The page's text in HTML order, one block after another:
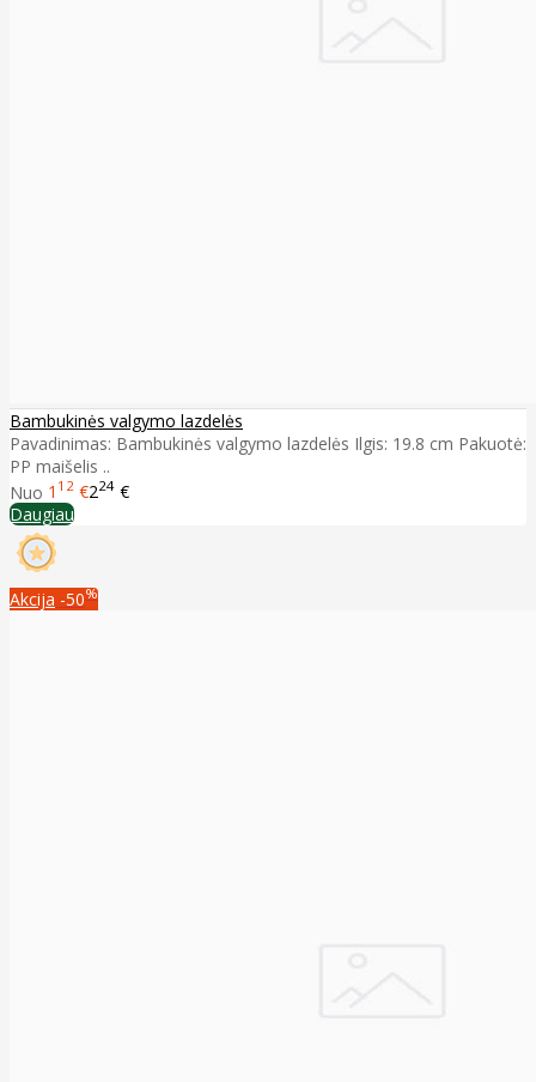
Bambukinės valgymo lazdelės
Pavadinimas: Bambukinės valgymo lazdelės Ilgis: 19.8 cm Pakuotė:
PP maišelis ..
Nuo 1 12 €224 €
Daugiau
Akcija -50%